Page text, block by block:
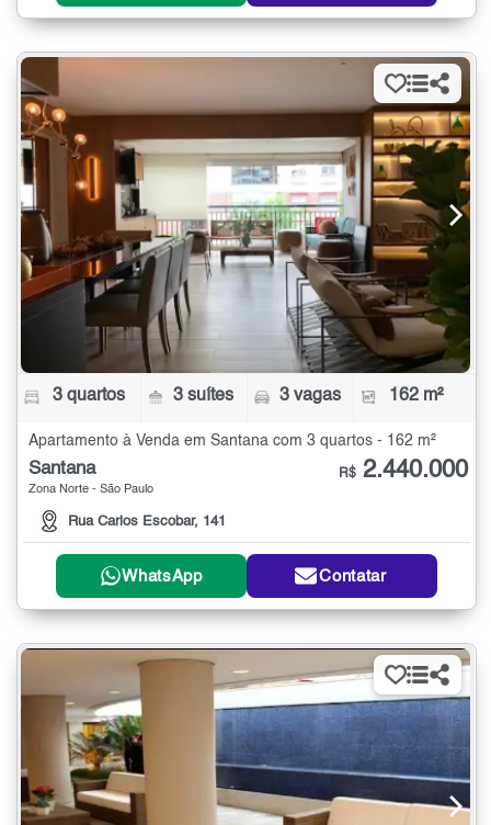
3 quartos 3 suítes 3 vagas 162 m²
Apartamento à Venda em Santana com 3 quartos - 162 m²
Santana
Zona Norte - São Paulo
Rua Carlos Escobar, 141
R$ 2.440.000
WhatsApp Contatar